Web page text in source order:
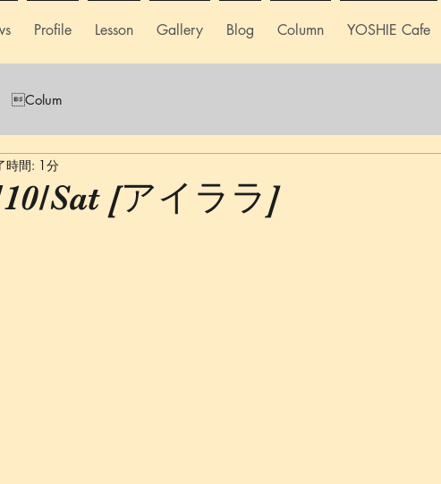
Profile Lesson Gallery Blog Column YOSHIE Cafe
Colum
Sat [アイララ]
時間: 1分